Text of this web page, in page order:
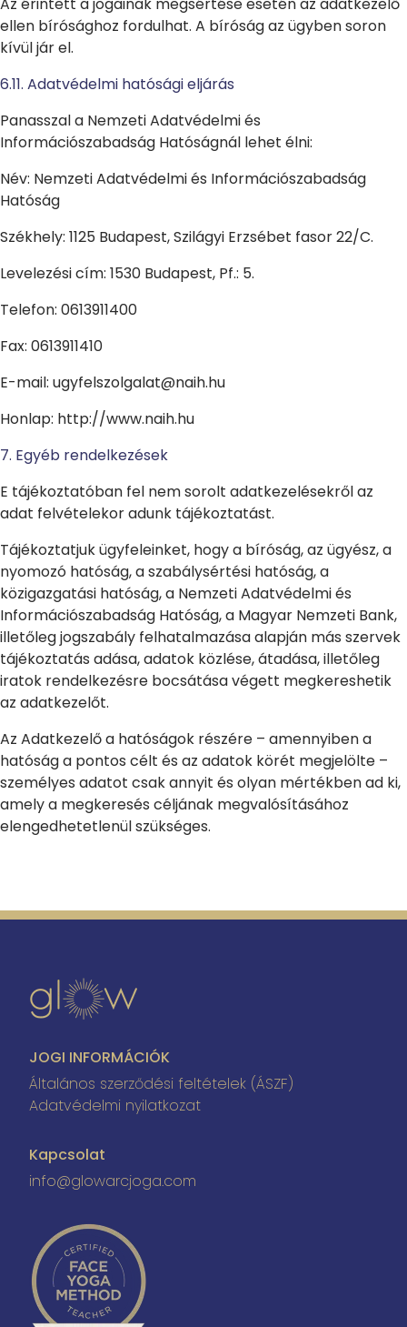
ellen bírósághoz fordulhat. A bíróság az ügyben soron
kívül jár el.
6.11. Adatvédelmi hatósági eljárás
Panasszal a Nemzeti Adatvédelmi és
Információszabadság Hatóságnál lehet élni:
Név: Nemzeti Adatvédelmi és Információszabadság
Hatóság
Székhely: 1125 Budapest, Szilágyi Erzsébet fasor 22/C.
Levelezési cím: 1530 Budapest, Pf.: 5.
Telefon: 0613911400
Fax: 0613911410
E-mail: ugyfelszolgalat@naih.hu
Honlap: http://www.naih.hu
7. Egyéb rendelkezések
E tájékoztatóban fel nem sorolt adatkezelésekről az
adat felvételekor adunk tájékoztatást.
Tájékoztatjuk ügyfeleinket, hogy a bíróság, az ügyész, a
nyomozó hatóság, a szabálysértési hatóság, a
közigazgatási hatóság, a Nemzeti Adatvédelmi és
Információszabadság Hatóság, a Magyar Nemzeti Bank,
illetőleg jogszabály felhatalmazása alapján más szervek
tájékoztatás adása, adatok közlése, átadása, illetőleg
iratok rendelkezésre bocsátása végett megkereshetik
az adatkezelőt.
Az Adatkezelő a hatóságok részére – amennyiben a
hatóság a pontos célt és az adatok körét megjelölte –
személyes adatot csak annyit és olyan mértékben ad ki,
amely a megkeresés céljának megvalósításához
elengedhetetlenül szükséges.
JOGI INFORMÁCIÓK
Általános szerződési feltételek (ÁSZF)
Adatvédelmi nyilatkozat
Kapcsolat
info@glowarcjoga.com